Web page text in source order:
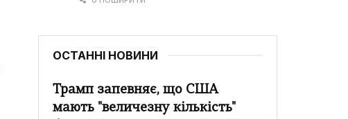
ОСТАННІ НОВИНИ
Трамп запевняє, що США
мають "величезну кількість"